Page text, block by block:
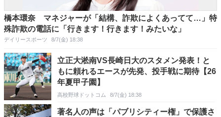
橋本環奈 マネジャーが「結構、詐欺によくあってて…」特
殊詐欺の電話に「行きます！行きます！みたいな」
デイリースポーツ 8/7(金) 18:38
立正大淞南VS長崎日大のスタメン発表！と
もに頼れるエースが先発、投手戦に期待【26
年夏甲子園】
高校野球ドットコム 8/7(金) 18:38
著名人の声は「パブリシティー権」で保護さ